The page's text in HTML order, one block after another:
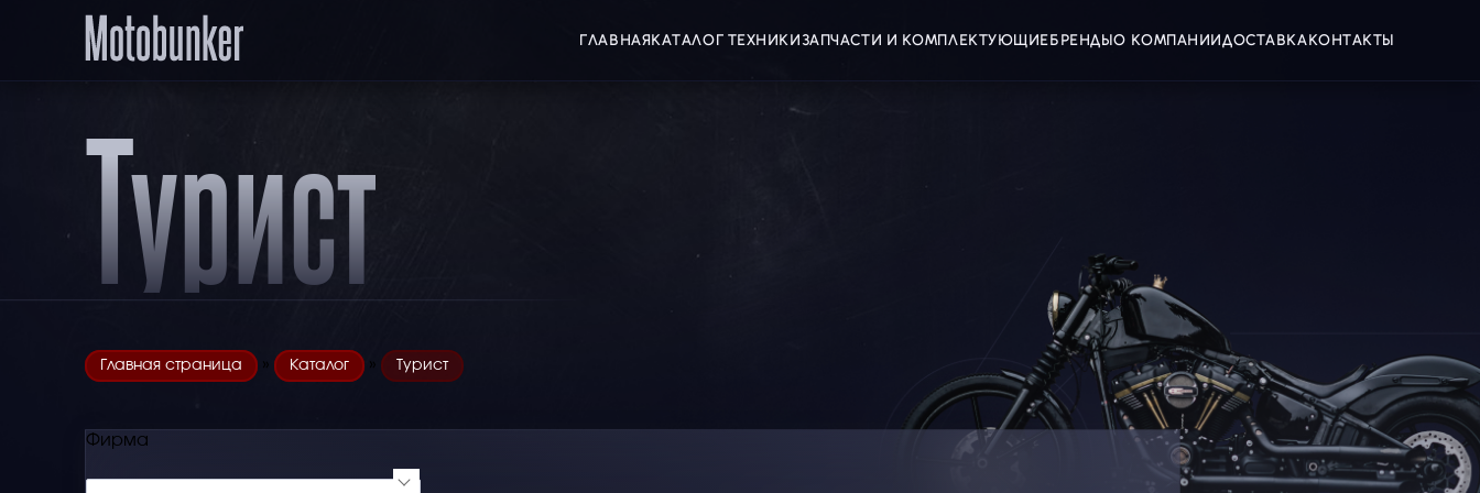
ГЛАВНАЯКАТАЛОГ ТЕХНИКИЗАПЧАСТИ И КОМПЛЕКТУЮЩИЕБРЕНДЫО КОМПАНИИДОСТАВКАКОНТАКТЫ
Турист
Главная страница » Каталог » Турист
Фирма